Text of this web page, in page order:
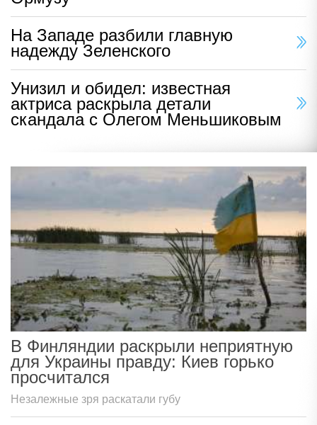
На Западе разбили главную
надежду Зеленского
Унизил и обидел: известная
актриса раскрыла детали
скандала с Олегом Меньшиковым
В Финляндии раскрыли неприятную
для Украины правду: Киев горько
просчитался
Незалежные зря раскатали губу